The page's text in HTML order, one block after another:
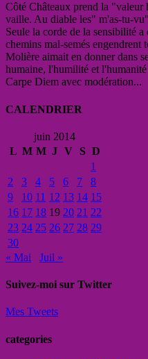
Côté Châteaux prend la "valeur
vaille. Au diable les" m'as-tu-
Seule la corde de la sensibilité
chemins mal-semés
Molière aimait en donner dans
humaine, l'humilité et
Carpe Diem avec modération...
CALENDRIER
juin 2014
L M M J V S D
1
2
3 4 5 6 7
8
9
10 11 12 13 14 15
16 17 18 19 20 21 22
23 24 25 26 27 28 29
30
« Mai
Juil »
Suivez-moi sur Twitter
Mes Tweets
categories